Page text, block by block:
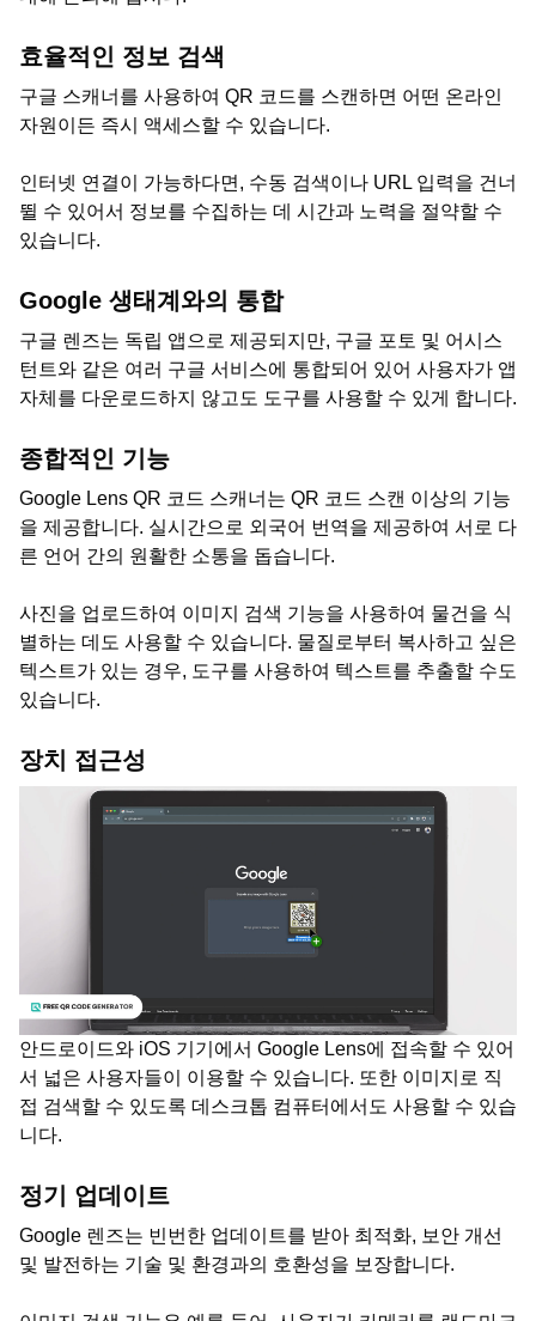
효율적인 정보 검색
구글 스캐너를 사용하여 QR 코드를 스캔하면 어떤 온라인
자원이든 즉시 액세스할 수 있습니다.
인터넷 연결이 가능하다면, 수동 검색이나 URL 입력을 건너
뛸 수 있어서 정보를 수집하는 데 시간과 노력을 절약할 수
있습니다.
Google 생태계와의 통합
구글 렌즈는 독립 앱으로 제공되지만, 구글 포토 및 어시스
턴트와 같은 여러 구글 서비스에 통합되어 있어 사용자가 앱
자체를 다운로드하지 않고도 도구를 사용할 수 있게 합니다.
종합적인 기능
Google Lens QR 코드 스캐너는 QR 코드 스캔 이상의 기능
을 제공합니다. 실시간으로 외국어 번역을 제공하여 서로 다
른 언어 간의 원활한 소통을 돕습니다.
사진을 업로드하여 이미지 검색 기능을 사용하여 물건을 식
별하는 데도 사용할 수 있습니다. 물질로부터 복사하고 싶은
텍스트가 있는 경우, 도구를 사용하여 텍스트를 추출할 수도
있습니다.
장치 접근성
안드로이드와 iOS 기기에서 Google Lens에 접속할 수 있어
서 넓은 사용자들이 이용할 수 있습니다. 또한 이미지로 직
접 검색할 수 있도록 데스크톱 컴퓨터에서도 사용할 수 있습
니다.
정기 업데이트
Google 렌즈는 빈번한 업데이트를 받아 최적화, 보안 개선
및 발전하는 기술 및 환경과의 호환성을 보장합니다.